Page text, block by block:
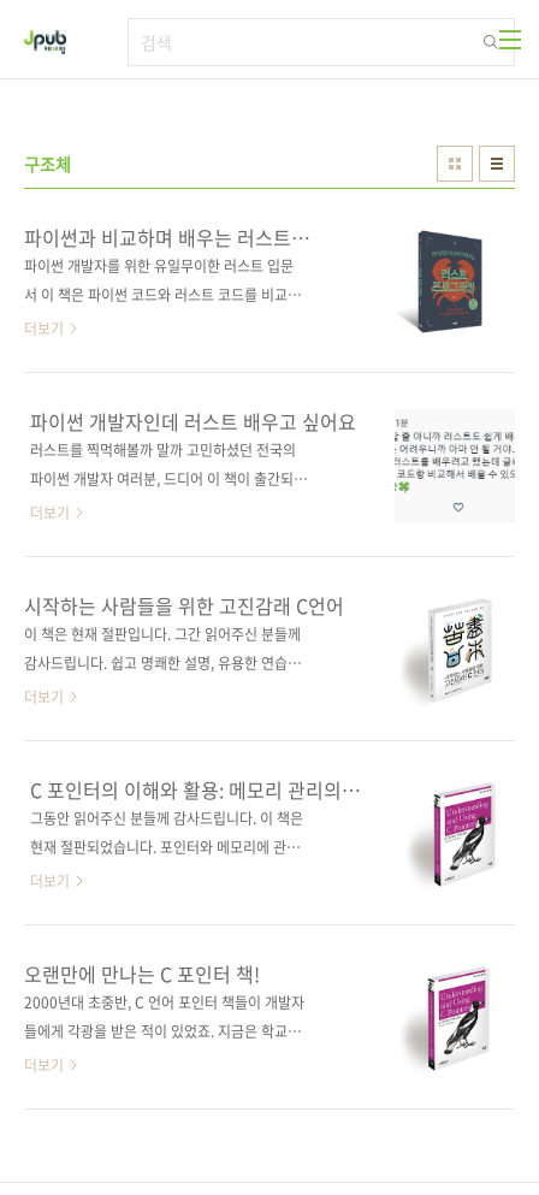
구조체
파이썬과 비교하며 배우는 러스트
프로그래밍
파이썬 개발자를 위한 유일무이한 러스트 입문
서 이 책은 파이썬 코드와 러스트 코드를 비교하
면서 차이점과 유사점을 발견하고, 러스트를 쉽
로저, 매크로 등 기본 개념을 빠르게 익힐 수 있
으며, 파이썬에 익숙하다면 러스트의 소유권과
제네릭, 트레이트, 멀티스레딩, 테스트 등 고급
스트를 사용해본 개발자라면 다른 언어와의 비
교를 통해 러스트에 대해 미처 몰랐던 부분을 발
문고] [도서11번가] [알라딘] [예스이십사]
[인터파크] [쿠팡] 전자책 구매 사이트(가나다
순) 교보문고 / 구글북스 / 리디북스 / 알라..
더보기
파이썬 개발자인데 러스트 배우고 싶어요
러스트를 찍먹해볼까 말까 고민하셨던 전국의
파이썬 개발자 여러분, 드디어 이 책이 출간되었
습니다. 파이썬 개발자를 위한 유일무이한 러스
교하며 배우는 러스트 프로그래밍》입니다. 파
이썬은 간결한 문법 덕분에 폭넓게 인기 있는 언
어이고, 러스트는 조금 어렵지만 고성능 프로그
그러나 빠른 속도를 위해 파이썬 패키지(자바스
크립트 패키지까지도)를 러스트로 대체하려
자분들 중에는 진입장벽이 높다고 생각하여 발
을 들이기를 망설이는 분들이 많은 것으로 압니
다. 기출간된 다른 러스트 책들이 어렵다고 생각
했다면 이 책이 최적의 선택지입니..
더보기
시작하는 사람들을 위한 고진감래 C언어
이 책은 현재 절판입니다. 그간 읽어주신 분들께
감사드립니다. 쉽고 명쾌한 설명, 유용한 연습문
제, 난공불락 포인터까지 정복할 수 있는 명품 C
명 苦しんで覚えるC言語(원서 ISBN:
9784798030142)저자명 MMGames역자명
박윤미, 박상욱출판일 2016년 11월 30일페이
(170*225*23)제 본 무선(soft cover)정 가
24,000원ISBN 979-11-85890-63-0 (93000)
수 / 함수 / 문자열 / 포인터분야 프로그래밍 / C
언어 관련 사이트■ 아마존 재팬 도서 소개 페이
지■ 원출판사..
더보기
C 포인터의 이해와 활용: 메모리 관리의
핵심 기술
그동안 읽어주신 분들께 감사드립니다. 이 책은
현재 절판되었습니다. 포인터와 메모리에 관한
포괄적이고도 광범위한 이해를 제공한다! 포인
Understanding and Using C Pointers (원서
ISBN: 9781449344184) 저자명 리차드 리스
(Richard Reese) 역자명 조인중, 강성용 출판
배판 변형(188*245), 반양장(soft cover) 정 가
24,000원 ISBN 978-89-94506-79-1
더보기
오랜만에 만나는 C 포인터 책!
2000년대 초중반, C 언어 포인터 책들이 개발자
들에게 각광을 받은 적이 있었죠. 지금은 학교에
서 자바를 비롯한 객체지향 언어를 많이 가르치
더보기